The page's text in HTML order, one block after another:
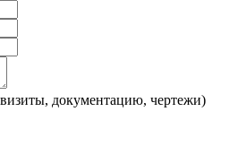
документацию, чертежи)